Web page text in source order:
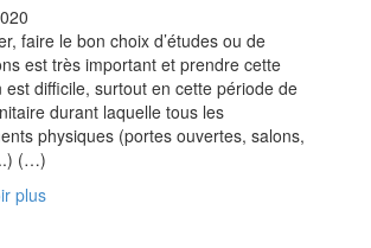
faire le bon choix d’études ou de
est très important et prendre cette
est difficile, surtout en cette période de
durant laquelle tous les
physiques (portes ouvertes, salons,
(…)
plus